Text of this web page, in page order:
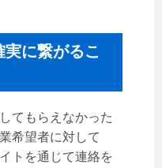
に繋がるこ
てもらえなかった
希望者に対して
トを通じて連絡を